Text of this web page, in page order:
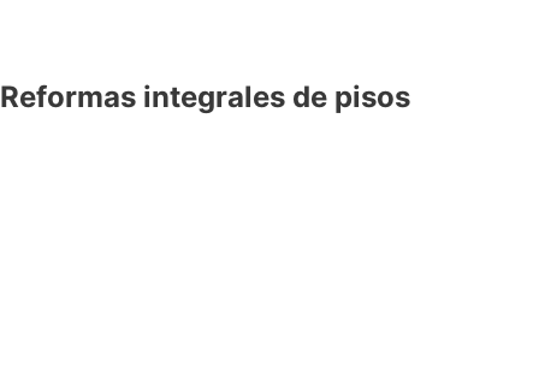
Reformas integrales de pisos